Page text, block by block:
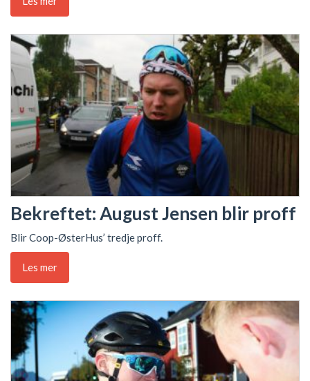
Bekreftet: August Jensen blir proff
Blir Coop-ØsterHus’ tredje proff.
Les mer